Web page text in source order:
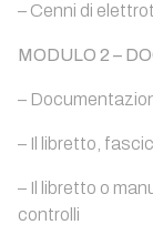
– Cenni di
MODULO 2 –
–
– Il libretto,
– Il libretto o
controlli